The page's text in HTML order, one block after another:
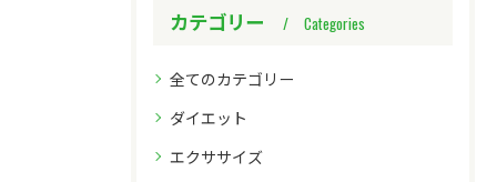
カテゴリー Categories
全てのカテゴリー
ダイエット
エクササイズ